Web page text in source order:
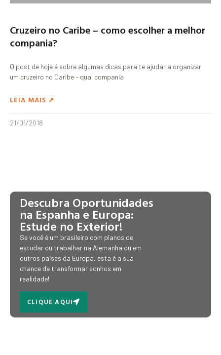
Cruzeiro no Caribe – como escolher a melhor
compania?
O post de hoje é sobre algumas dicas para te ajudar a organizar
um cruzeiro no Caribe – qual compania
LEIA MAIS ➚
21/01/2018
Descubra Oportunidades
na Espanha e Europa:
Estude no Exterior!
Se você é um brasileiro com planos de
estudar ou trabalhar na Alemanha ou em
outros países da Europa, esta é a sua
chance de transformar sonhos em
realidade!
CLIQUE AQUI